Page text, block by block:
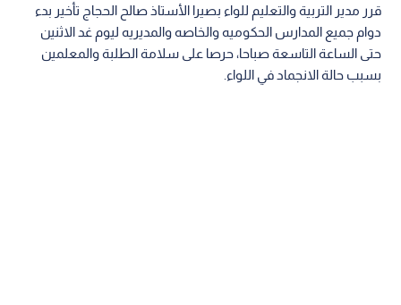
قرر مدير التربية والتعليم للواء بصيرا الأستاذ صالح الحجاج تأخير بدء
دوام جميع المدارس الحكوميه والخاصه والمديريه ليوم غد الاثنين
حتى الساعة التاسعة صباحا، حرصا على سلامة الطلبة والمعلمين
بسبب حالة الانجماد في اللواء.